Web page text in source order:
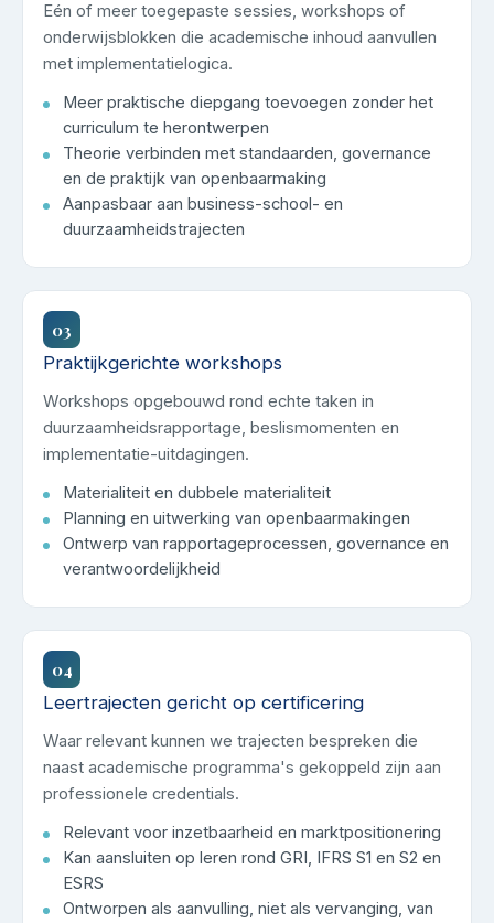
Eén of meer toegepaste sessies, workshops of
onderwijsblokken die academische inhoud aanvullen
met implementatielogica.
Meer praktische diepgang toevoegen zonder het
curriculum te herontwerpen
Theorie verbinden met standaarden, governance
en de praktijk van openbaarmaking
Aanpasbaar aan business-school- en
duurzaamheidstrajecten
03
Praktijkgerichte workshops
Workshops opgebouwd rond echte taken in
duurzaamheidsrapportage, beslismomenten en
implementatie-uitdagingen.
Materialiteit en dubbele materialiteit
Planning en uitwerking van openbaarmakingen
Ontwerp van rapportageprocessen, governance en
verantwoordelijkheid
04
Leertrajecten gericht op certificering
Waar relevant kunnen we trajecten bespreken die
naast academische programma's gekoppeld zijn aan
professionele credentials.
Relevant voor inzetbaarheid en marktpositionering
Kan aansluiten op leren rond GRI, IFRS S1 en S2 en
ESRS
Ontworpen als aanvulling, niet als vervanging, van